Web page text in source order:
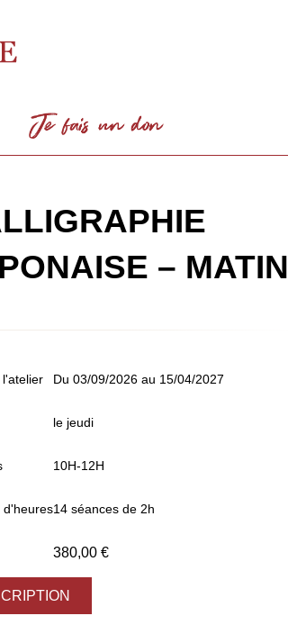
NOUS SOUTENIR
– MATIN
l'atelier Du 03/09/2026 au 15/04/2027
le jeudi
10H-12H
d'heures14 séances de 2h
380,00 €